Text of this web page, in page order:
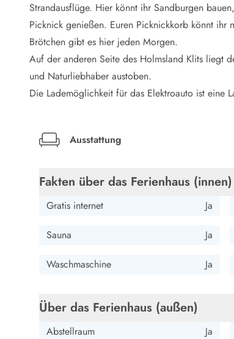
Esmark VIP Partnervorteile
Esmark KidsVIP
LEGOLAND® Rabatt
Urlaub mit Kindern
Urlaub mit Hund
Urlaub am Strand
Urlaub in der Natur
Zoos und Tierparks in Dänemark
Angeln in Dänemark
Bowling in Dänemark
Minigolf spielen in Dänemark
Schwimmhallen und Badeländer
Golfen in Dänemark
Fitnesscenter in Dänemark
Fahrradfahren in Dänemark
Surfen in Dänemark
Wandern in Dänemark
Wasserski in Dänemark
Strandausflüge. Hier könnt ihr Sandburgen
Picknick genießen. Euren Picknickkorb könnt ihr
Brötchen gibt es hier jeden Morgen.
Auf der anderen Seite des Holmsland Klits liegt
und Naturliebhaber austoben.
Die Lademöglichkeit für das Elektroauto ist eine
Ausstattung
Fakten über das Ferienhaus (innen)
Gratis internet Ja
Sauna Ja
Waschmaschine Ja
Über das Ferienhaus (außen)
Abstellraum Ja